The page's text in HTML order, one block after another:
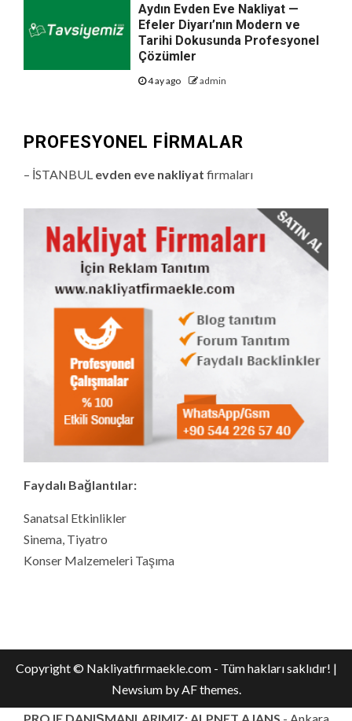
Aydın Evden Eve Nakliyat —
Efeler Diyarı’nın Modern ve
Tarihi Dokusunda Profesyonel
Çözümler
4 ay ago admin
PROFESYONEL FIRMALAR
– İSTANBUL evden eve nakliyat firmaları
Faydalı Bağlantılar:
Sanatsal Etkinlikler
Sinema, Tiyatro
Konser Malzemeleri Taşıma
Copyright © Nakliyatfirmaekle.com - Tüm hakları saklıdır! |
Newsiumby AF themes.